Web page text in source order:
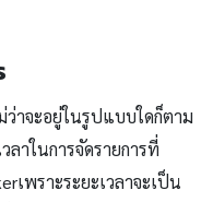
ว่าจะอยู่ในรูปแบบใดก็ตาม
าในการจัดรายการที่
เพราะระยะเวลาจะเป็น